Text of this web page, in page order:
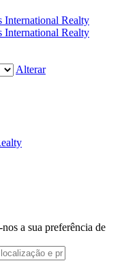
Alterar
a sua preferência de